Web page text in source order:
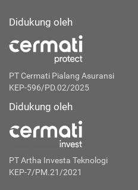
Didukung oleh
PT Cermati Pialang Asuransi
KEP-596/PD.02/2025
Didukung oleh
PT Artha Investa Teknologi
KEP-7/PM.21/2021